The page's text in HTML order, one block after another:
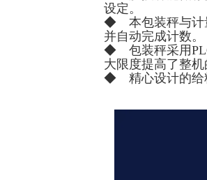
设定。
◆ 本包装秤与计
并自动完成计数。
◆ 包装秤采用
大限度提高了整机
◆ 精心设计的给